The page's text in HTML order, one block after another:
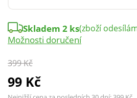
399 Kč
99 Kč
Skladem 2 ks(zboží
Možnosti doručení